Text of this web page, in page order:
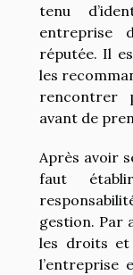
tenu
entreprise
réputée. Il
les
rencontrer
avant de
Après avoir
faut
gestion. Par
les droits
l’entreprise